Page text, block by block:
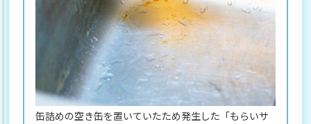
缶詰めの空き缶を置いていたため発生した「もらいサ